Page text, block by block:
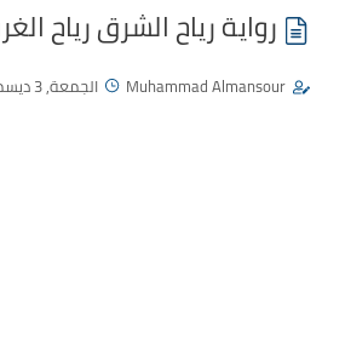
رواية رياح الشرق رياح
Muhammad Almansour الجمعة, 3 ديسمبر 2021 - 03:38 م